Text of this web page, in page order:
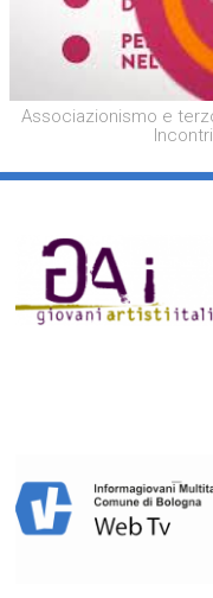
Associazionismo e